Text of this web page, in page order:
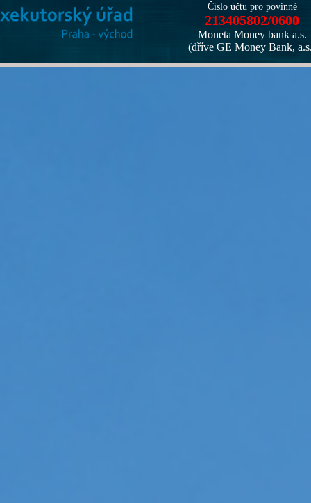
Číslo účtu pro povinné
213405802/0600
Moneta Money bank a.s.
(dříve GE Money Bank,